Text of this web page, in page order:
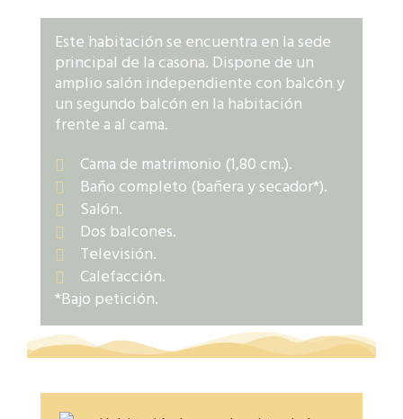
Este habitación se encuentra en la sede
principal de la casona. Dispone de un
amplio salón independiente con balcón y
un segundo balcón en la habitación
frente a al cama.
Cama de matrimonio (1,80 cm.).
Baño completo (bañera y secador*).
Salón.
Dos balcones.
Televisión.
Calefacción.
*Bajo petición.